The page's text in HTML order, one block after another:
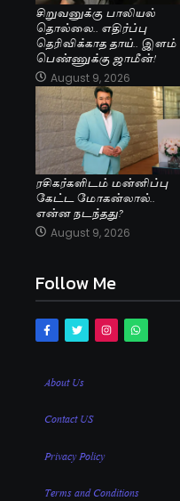
சிறுவனுக்கு பாலியல்
தொல்லை.. எதிர்ப்பு
தெரிவிக்காத தாய்.. இளம்
பெண்ணுக்கு ஜாமீன்!
August 9, 2026
ரசிகர்களிடம் மன்னிப்பு
கேட்ட மோகன்லால்..
என்ன நடந்தது?
August 9, 2026
Follow Me
About Us
Contact US
Privacy Policy
Terms and Conditions